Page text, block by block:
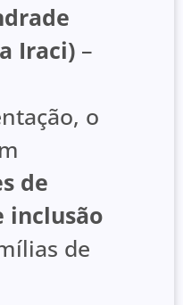
Iraci) –
o
de
inclusão
de